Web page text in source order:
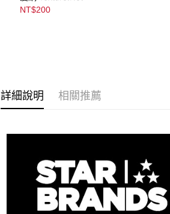
NT$200
詳細說明 相關推薦